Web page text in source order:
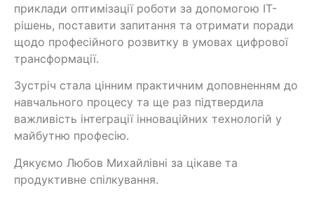
приклади оптимізації роботи за допомогою ІТ-
рішень, поставити запитання та отримати поради
щодо професійного розвитку в умовах цифрової
трансформації.
Зустріч стала цінним практичним доповненням до
навчального процесу та ще раз підтвердила
важливість інтеграції інноваційних технологій у
майбутню професію.
Дякуємо Любов Михайлівні за цікаве та
продуктивне спілкування.